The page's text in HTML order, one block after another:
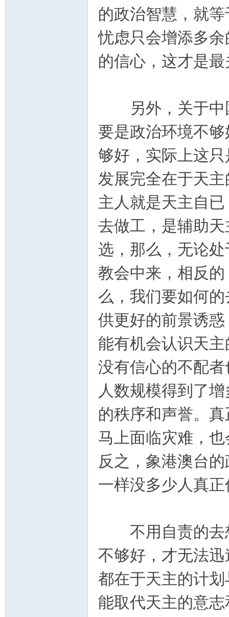
的政治智慧，就
忧虑只会增添多
的信心，这才是
另外，关于中
要是政治环境不
够好，实际上这
发展完全在于天
主人就是天主自
去做工，是辅助
选，那么，无论
教会中来，相反
么，我们要如何
供更好的前景诱
能有机会认识天
没有信心的不配
人数规模得到了
的秩序和声誉。
马上面临灾难，
反之，象港澳台
一样没多少人真
不用自责的去
不够好，才无法
都在于天主的计
能取代天主的意